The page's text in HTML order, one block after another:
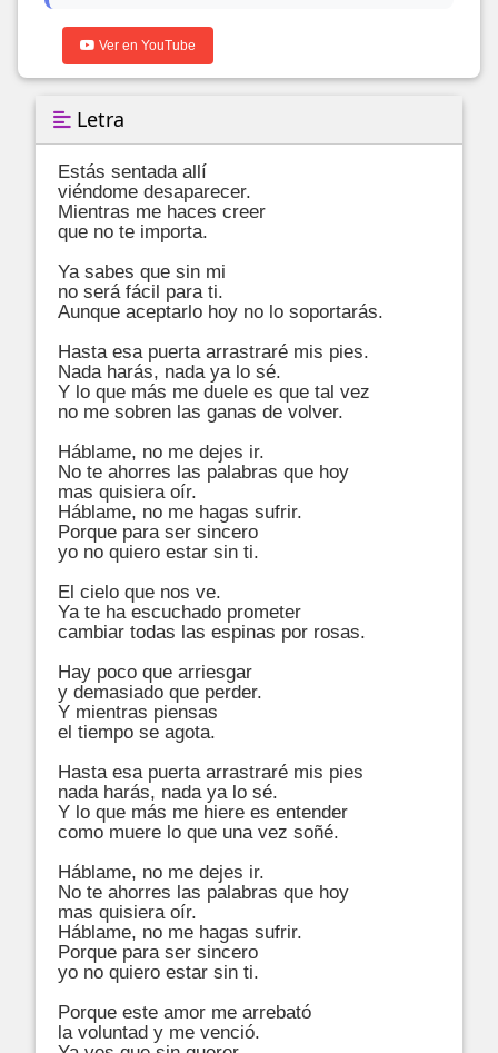
Ver en YouTube
Letra
Estás sentada allí
viéndome desaparecer.
Mientras me haces creer
que no te importa.
Ya sabes que sin mi
no será fácil para ti.
Aunque aceptarlo hoy no lo soportarás.
Hasta esa puerta arrastraré mis pies.
Nada harás, nada ya lo sé.
Y lo que más me duele es que tal vez
no me sobren las ganas de volver.
Háblame, no me dejes ir.
No te ahorres las palabras que hoy
mas quisiera oír.
Háblame, no me hagas sufrir.
Porque para ser sincero
yo no quiero estar sin ti.
El cielo que nos ve.
Ya te ha escuchado prometer
cambiar todas las espinas por rosas.
Hay poco que arriesgar
y demasiado que perder.
Y mientras piensas
el tiempo se agota.
Hasta esa puerta arrastraré mis pies
nada harás, nada ya lo sé.
Y lo que más me hiere es entender
como muere lo que una vez soñé.
Háblame, no me dejes ir.
No te ahorres las palabras que hoy
mas quisiera oír.
Háblame, no me hagas sufrir.
Porque para ser sincero
yo no quiero estar sin ti.
Porque este amor me arrebató
la voluntad y me venció.